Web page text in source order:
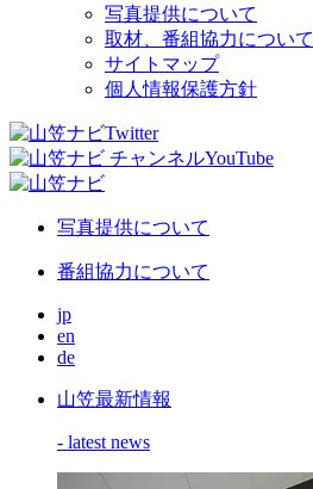
写真提供について
取材、番組協力について
サイトマップ
個人情報保護方針
写真提供について
番組協力について
jp
en
de
山笠最新情報
- latest news